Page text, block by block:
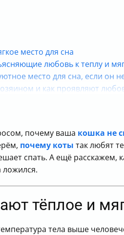
место для сна
любовь к теплу и
место для сна, если он
и как проявляют
альтернативу
со мной и что делать
почему ваша кошка не
почему коты так любят
спать. А ещё расскажем,
ложился.
тёплое и
тела выше